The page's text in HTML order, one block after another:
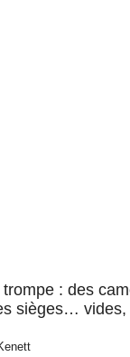
trompe : des
sièges… vides,